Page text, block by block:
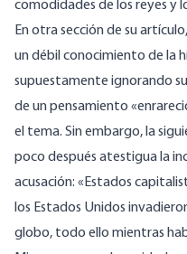
comodidades de los reyes y
En otra sección de su
un débil conocimiento de la
supuestamente ignorando
de un pensamiento
el tema. Sin embargo, la
poco después atestigua la
acusación: «Estados
los Estados Unidos
globo, todo ello mientras